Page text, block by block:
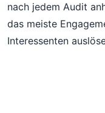
nach jedem Audit
das meiste
Interessenten